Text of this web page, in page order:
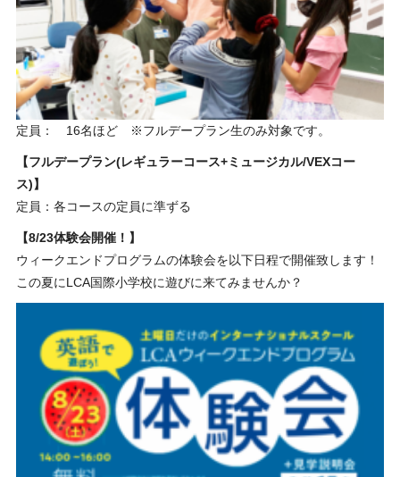
定員： 16名ほど ※フルデープラン生のみ対象です。
【フルデープラン(レギュラーコース+ミュージカル/VEXコー
ス)】
定員：各コースの定員に準ずる
【8/23体験会開催！】
ウィークエンドプログラムの体験会を以下日程で開催致します！
この夏にLCA国際小学校に遊びに来てみませんか？